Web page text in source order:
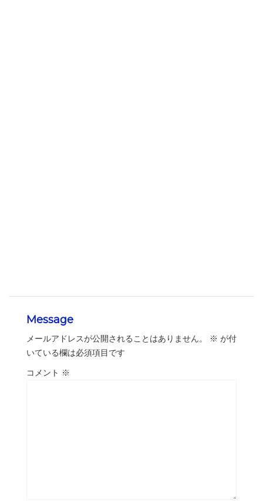
Message
メールアドレスが公開されることはありません。 ※ が付
いている欄は必須項目です
コメント ※